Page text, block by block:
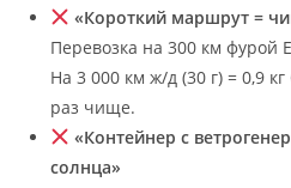
«Короткий маршрут =
Перевозка на 300 км фурой
На 3 000 км ж/д (30 г) = 0,9
раз чище.
«Контейнер с
солнца»